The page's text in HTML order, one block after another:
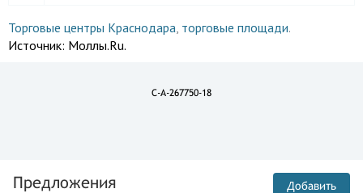
Торговые центры Краснодара торговые площади.
Источник: Моллы.Ru.
C-A-267750-18
Предложения Добавить